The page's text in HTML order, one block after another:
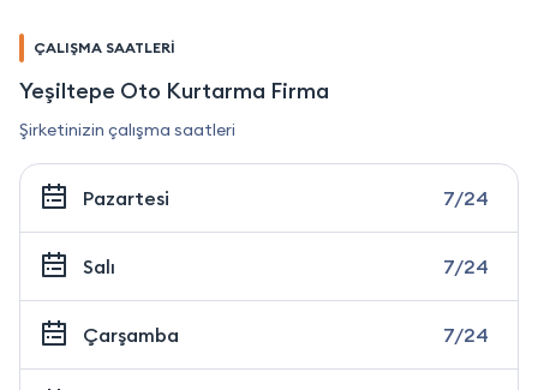
ÇALIŞMA SAATLERİ
Yeşiltepe Oto Kurtarma Firma
Şirketinizin çalışma saatleri
Pazartesi 7/24
Salı 7/24
Çarşamba 7/24